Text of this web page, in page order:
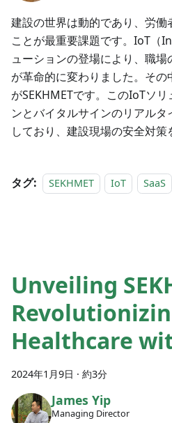
建設の世界は動的であり、労
ことが最重要課題です。IoT（
ューションの登場により、職
が革命的に変わりました。そ
がSEKHMETです。このIoTソ
ンとバイタルサインのリアル
しており、建設現場の安全対策
タグ: SEKHMET IoT SaaS
Unveiling
Healthcare
2024年1月9日 · 約3分
James Yip
Managing Director